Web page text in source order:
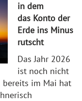
in dem
das Konto der
Erde ins Minus
rutscht
Das Jahr 2026
ist noch nicht
im Mai hat